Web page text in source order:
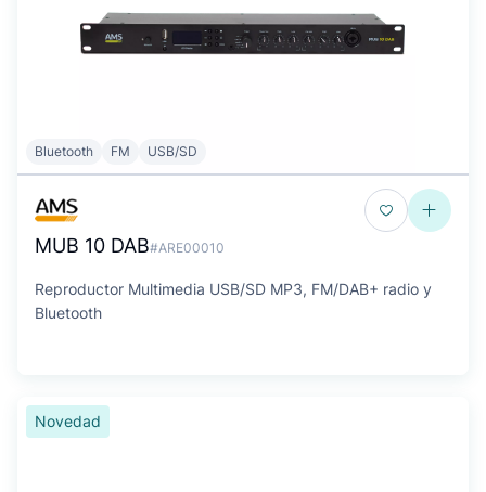
Bluetooth FM USB/SD
MUB 10 DAB#ARE00010
Reproductor Multimedia USB/SD MP3, FM/DAB+ radio y
Bluetooth
Novedad